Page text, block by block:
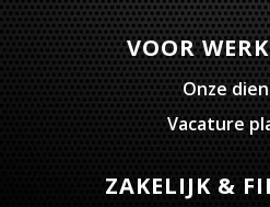
VOOR
Onze
Vacature
ZAKELIJK &